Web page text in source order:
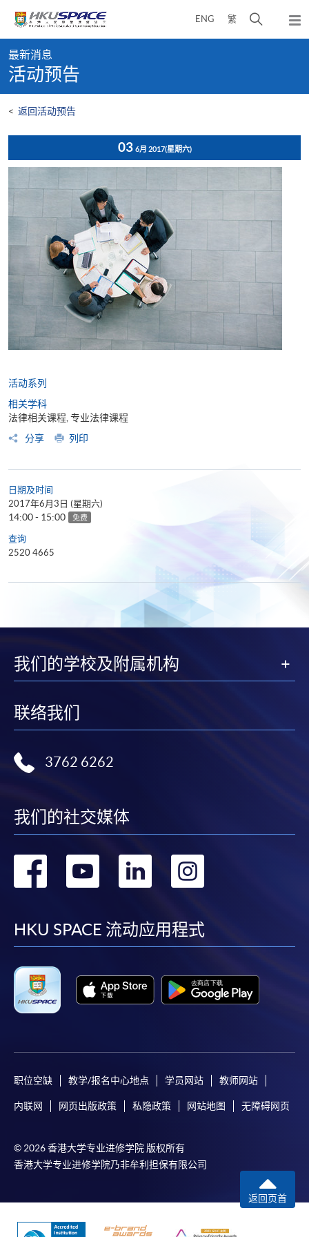
content
ENG 繁
开
弹
出
content
start
最新消息
活动预告
< 返回活动预告
03 6月 2017(星期六)
活动系列
相关学科
法律相关课程, 专业法律课程
分享
列印
日期及时间
2017年6月3日 (星期六)
14:00 - 15:00 免费
查询
2520 4665
我们的学校及附属机构
联络我们
3762 6262
我们的社交媒体
转
facebook
转
youtube
转
linkedin
转
HKU SPACE 流动应用程式
职位空缺 教学/报名中心地点 学员网站 教师网站
内联网 网页出版政策 私隐政策 网站地图 无障碍网页
© 2026 香港大学专业进修学院 版权所有
香港大学专业进修学院乃非牟利担保有限公司
返回页首